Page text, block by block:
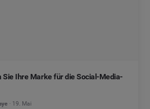
Sie Ihre Marke für die Social-Media-
19. Mai